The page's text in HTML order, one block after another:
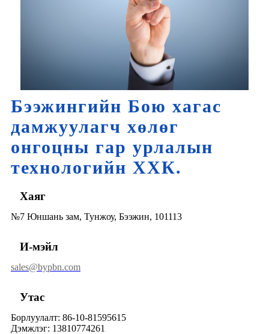
Бээжингийн Бою хагас
дамжуулагч хөлөг
онгоцны гар урлалын
технологийн ХХК.
Хаяг
№7 Юншань зам, Тунжоу, Бээжин, 101113
И-мэйл
sales@bypbn.com
Утас
Борлуулалт: 86-10-81595615
Дэмжлэг: 13810774261